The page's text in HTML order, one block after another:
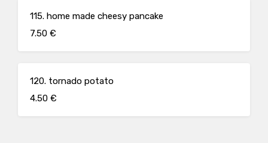
115. home made cheesy pancake
7.50 €
120. tornado potato
4.50 €